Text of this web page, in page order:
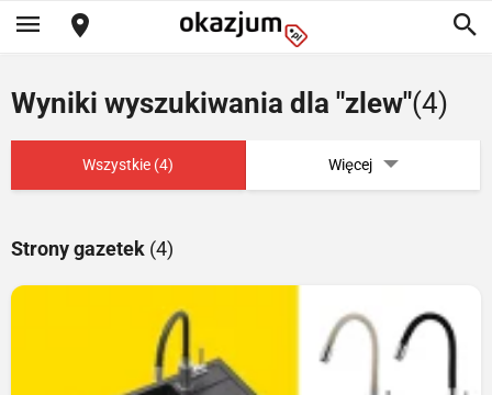
Wyniki wyszukiwania dla "zlew"(4)
Wszystkie (4) Więcej
Strony gazetek (4)